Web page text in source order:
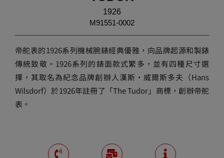
1926
M91551-0002
帝舵表的1926系列機械腕錶經典優雅，向品牌起源和製錶
傳統致敬。1926系列的錶面款式繁多，並有四種尺寸選
擇，其取名為紀念品牌創辦人漢斯・威爾斯多夫（Hans
Wilsdorf）於1926年註冊了「The Tudor」商標，創辦帝舵
表。